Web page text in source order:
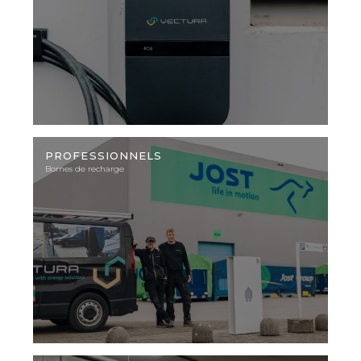
d'illustration
PROFESSIONNELS
Bornes de recharge